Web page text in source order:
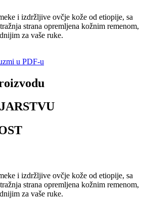
i izdržljive ovčje kože od etiopije, sa
strana opremljena kožnim remenom,
za vaše ruke.
u PDF-u
i izdržljive ovčje kože od etiopije, sa
strana opremljena kožnim remenom,
za vaše ruke.